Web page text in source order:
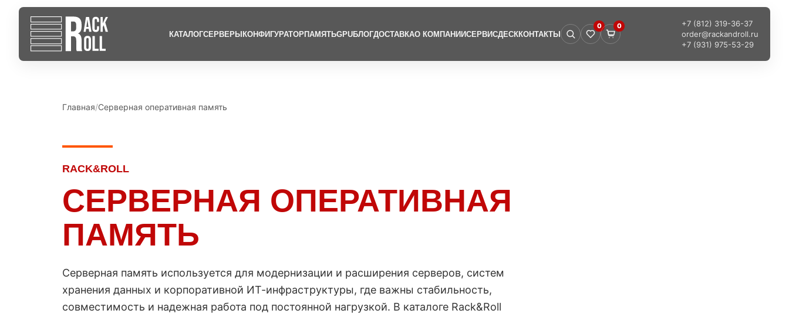
КАТАЛОГСЕРВЕРЫКОНФИГУРАТОРПАМЯТЬGPUБЛОГДОСТАВКАО КОМПАНИИСЕРВИСДЕСККОНТАКТЫ
0 0
+7 (812) 319-36-37
order@rackandroll.ru
+7 (931) 975-53-29
Главная Серверная оперативная память
RACK&ROLL
СЕРВЕРНАЯ ОПЕРАТИВНАЯ
ПАМЯТЬ
Серверная память используется для модернизации и расширения серверов, систем
хранения данных и корпоративной ИТ-инфраструктуры, где важны стабильность,
совместимость и надежная работа под постоянной нагрузкой. В каталоге Rack&Roll